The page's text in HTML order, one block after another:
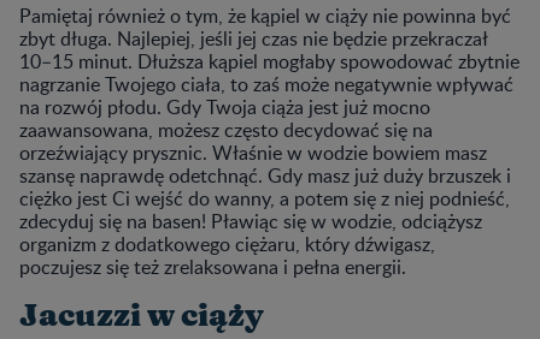
Pamiętaj również o tym, że kąpiel w ciąży nie powinna być
zbyt długa. Najlepiej, jeśli jej czas nie będzie przekraczał
10–15 minut. Dłuższa kąpiel mogłaby spowodować zbytnie
nagrzanie Twojego ciała, to zaś może negatywnie wpływać
na rozwój płodu. Gdy Twoja ciąża jest już mocno
zaawansowana, możesz często decydować się na
orzeźwiający prysznic. Właśnie w wodzie bowiem masz
szansę naprawdę odetchnąć. Gdy masz już duży brzuszek i
ciężko jest Ci wejść do wanny, a potem się z niej podnieść,
zdecyduj się na basen! Pławiąc się w wodzie, odciążysz
organizm z dodatkowego ciężaru, który dźwigasz,
poczujesz się też zrelaksowana i pełna energii.
Jacuzzi w ciąży